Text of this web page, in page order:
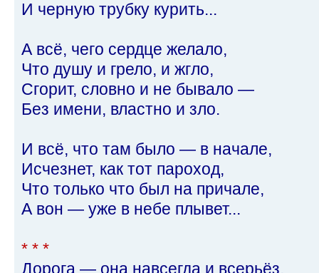
И черную трубку курить...
А всё, чего сердце желало,
Что душу и грело, и жгло,
Сгорит, словно и не бывало —
Без имени, властно и зло.
И всё, что там было — в начале,
Исчезнет, как тот пароход,
Что только что был на причале,
А вон — уже в небе плывет...
* * *
Дорога — она навсегда и всерьёз,